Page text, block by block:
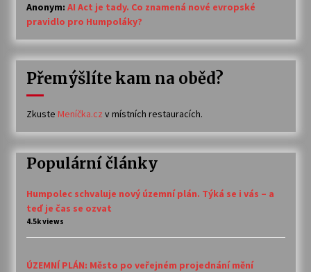
Anonym: AI Act je tady. Co znamená nové evropské
pravidlo pro Humpoláky?
Přemýšlíte kam na oběd?
Zkuste Meníčka.cz v místních restauracích.
Populární články
Humpolec schvaluje nový územní plán. Týká se i vás – a
teď je čas se ozvat
4.5k views
ÚZEMNÍ PLÁN: Město po veřejném projednání mění